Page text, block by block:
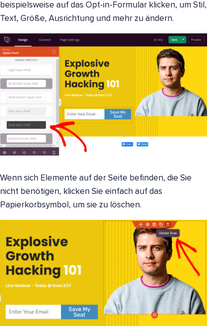
beispielsweise auf das Opt-in-Formular klicken, um Stil,
Text, Größe, Ausrichtung und mehr zu ändern.
Wenn sich Elemente auf der Seite befinden, die Sie
nicht benötigen, klicken Sie einfach auf das
Papierkorbsymbol, um sie zu löschen.